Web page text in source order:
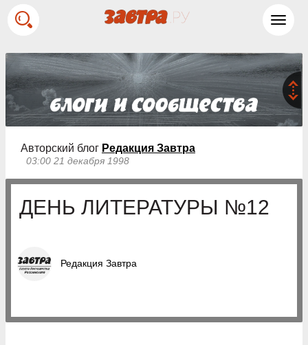
Авторский блог Редакция Завтра
03:00 21 декабря 1998
ДЕНЬ ЛИТЕРАТУРЫ №12
Редакция Завтра